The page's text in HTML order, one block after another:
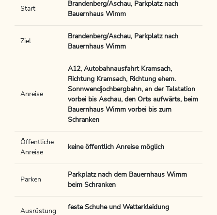
Start
Brandenberg/Aschau, Parkplatz nach
Bauernhaus Wimm
Ziel
Brandenberg/Aschau, Parkplatz nach
Bauernhaus Wimm
Anreise
A12, Autobahnausfahrt Kramsach,
Richtung Kramsach, Richtung ehem.
Sonnwendjochbergbahn, an der Talstation
vorbei bis Aschau, den Orts aufwärts, beim
Bauernhaus Wimm vorbei bis zum
Schranken
Öffentliche
Anreise
keine öffentlich Anreise möglich
Parken
Parkplatz nach dem Bauernhaus Wimm
beim Schranken
Ausrüstung
feste Schuhe und Wetterkleidung